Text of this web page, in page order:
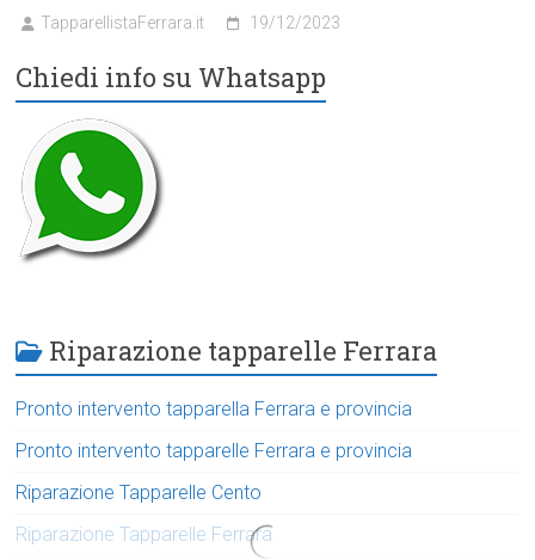
TapparellistaFerrara.it 19/12/2023
Chiedi info su Whatsapp
Riparazione tapparelle Ferrara
Pronto intervento tapparella Ferrara e provincia
Pronto intervento tapparelle Ferrara e provincia
Riparazione Tapparelle Cento
Riparazione Tapparelle Ferrara